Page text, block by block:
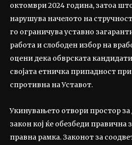
октомври 2024 година, затоа
нарушува начелото на
го ограничува уставно
работа и слободен избор на
оцени дека обврската
својата етничка припадност
спротивна на Уставот.
Укинувањето отвори простор
закон кој ќе обезбеди правична
правна рамка. Законот за